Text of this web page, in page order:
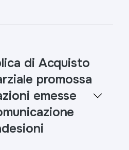
di Acquisto
promossa
emesse